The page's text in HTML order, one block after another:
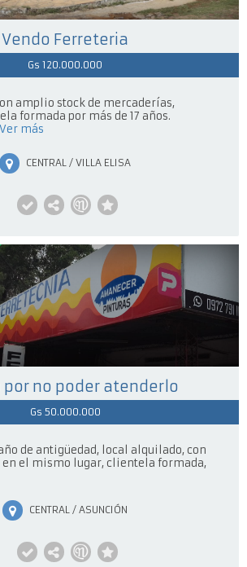
Vendo Ferreteria
Gs 120.000.000
amplio stock de mercaderías,
formada por más de 17 años.
Ver más
CENTRAL / VILLA ELISA
por no poder atenderlo
Gs 50.000.000
de antigüedad, local alquilado, con
el mismo lugar, clientela formada,
CENTRAL / ASUNCIÓN